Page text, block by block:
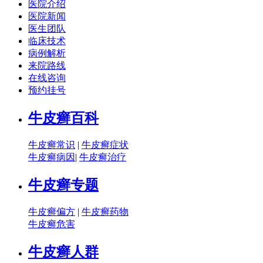
医院介绍
医院新闻
医生团队
临床技术
病例解析
来院路线
在线咨询
预约挂号
牛皮癣百科
牛皮癣常识 | 牛皮癣症状
牛皮癣病因 | 牛皮癣治疗
牛皮癣专题
牛皮癣偏方 | 牛皮癣药物
牛皮癣危害
牛皮癣人群